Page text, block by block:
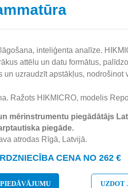
inteliģenta analīze.
attēlu un datu formātus,
un uzraudzīt apstākļus, nodrošinot
Ražots HIKMICRO, modelis
mērinstrumentu piegādātājs
piegāde.
atrodas Rīgā, Latvijā.
CENA NO 262 €
UZDOT